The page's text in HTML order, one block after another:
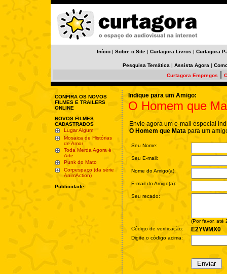
Início | Sobre o Site | Curtagora Livros | Curtagora
Pesquisa Temática | Assista Agora |
Curtagora Empregos
CONFIRA OS NOVOS
FILMES E TRAILERS
ONLINE
NOVOS FILMES
CADASTRADOS
Lugar Algum
Mosaica de Histórias
de Amor
Toda Merda Agora é
Arte
Punk do Mato
Corpespaço (da série
AnimAction)
Publicidade
Indique para um Amigo:
O Homem que
Envie agora um e-mail especial
O Homem que Mata para um
Seu Nome:
Seu E-mail:
Nome do Amigo(a):
E-mail do Amigo(a):
Seu recado:
(Por favor, até
Código de verificação:
E2YWMX0
Digite o código acima: